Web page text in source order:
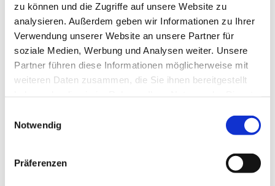
zu können und die Zugriffe auf unsere Website zu
analysieren. Außerdem geben wir Informationen zu Ihrer
Verwendung unserer Website an unsere Partner für
soziale Medien, Werbung und Analysen weiter. Unsere
Partner führen diese Informationen möglicherweise mit
weiteren Daten zusammen, die Sie ihnen bereitgestellt
Notwendig
Präferenzen
Montag, 14. Dezember 2026,
10:00 Uhr
Herz Jesu, Düngelstr. 34, 44623
Herne